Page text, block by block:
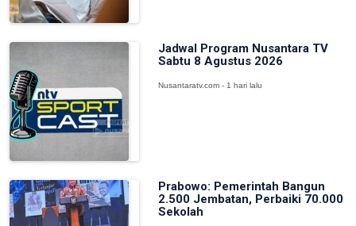
Jadwal Program Nusantara TV
Sabtu 8 Agustus 2026
Nusantaratv.com - 1 hari lalu
Prabowo: Pemerintah Bangun
2.500 Jembatan, Perbaiki 70.000
Sekolah